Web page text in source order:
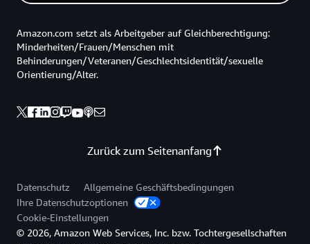
Zurück zum Seitenanfang
Amazon.com setzt als Arbeitgeber auf Gleichberechtigung:
Minderheiten/Frauen/Menschen mit
Behinderungen/Veteranen/Geschlechtsidentität/sexuelle
Orientierung/Alter.
Datenschutz
Allgemeine Geschäftsbedingungen
Ihre Datenschutzoptionen
Cookie-Einstellungen
© 2026, Amazon Web Services, Inc. bzw. Tochtergesellschaften